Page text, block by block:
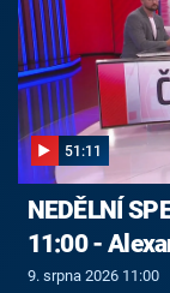
51:11
NEDĚLNÍ
11:00 -
9. srpna 2026 11:00